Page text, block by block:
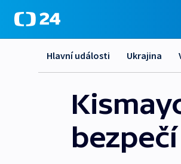
Hlavní události Ukrajina
bezpečí